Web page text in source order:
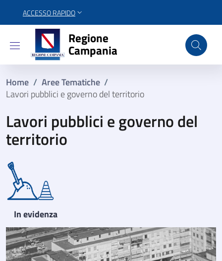
ACCESSO RAPIDO
Regione Campania
Regione
Campania
Home / Aree Tematiche /
Lavori pubblici e governo del territorio
Lavori pubblici e governo del
territorio
In evidenza